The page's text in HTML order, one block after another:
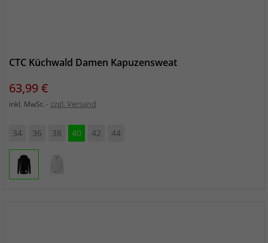
CTC Küchwald Damen Kapuzensweat
Preis
63,99 €
inkl. MwSt. zzgl. Versand
34 36 38 40 42 44